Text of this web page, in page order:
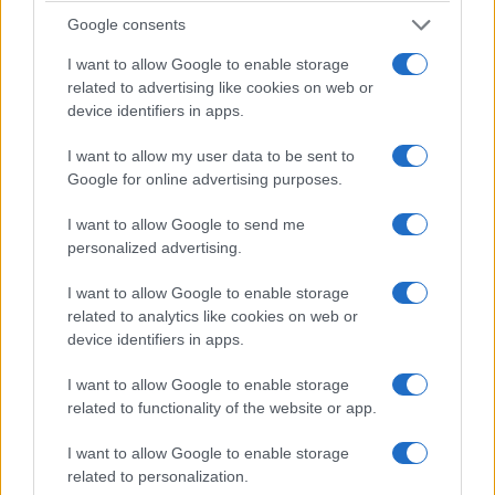
Google consents
I want to allow Google to enable storage
related to advertising like cookies on web or
device identifiers in apps.
I want to allow my user data to be sent to
Google for online advertising purposes.
I want to allow Google to send me
personalized advertising.
I want to allow Google to enable storage
related to analytics like cookies on web or
device identifiers in apps.
I want to allow Google to enable storage
related to functionality of the website or app.
I want to allow Google to enable storage
related to personalization.
procedimento politicamente motivato. Pochi
giorni prima il fratello del premier, David Sanchez,
era stato condannato in primo grado a nove anni
di interdizione dai pubblici uffici per
prevaricazione amministrativa, sentenza che può
impugnare. Intanto un’inchiesta per corruzione ha
dell’entourage socialista, pur senza chiamare in
causa personalmente il premier. Forse, prima di
dichiarare guerra diplomatica all’Italia, ci sarebbe
abbastanza materiale di cui occuparsi a Madrid.
Ma il punto politico resta un altro. Meloni e
Sanchezincarnano ormai due strade. La prima
dice che l’immigrazione irregolare si combatte
prima che diventi ingestibile, rafforzando le